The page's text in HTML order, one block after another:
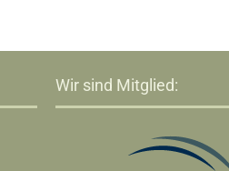
Wir sind Mitglied: